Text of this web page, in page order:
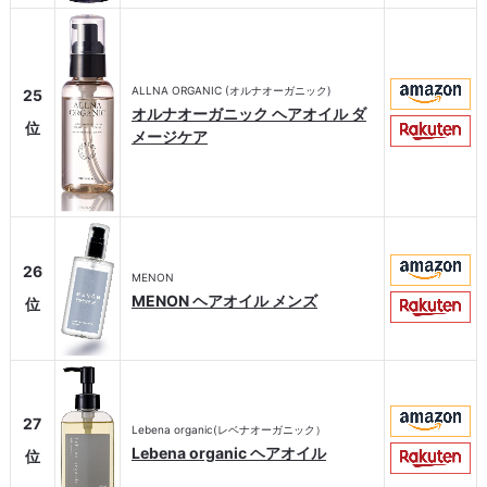
25
位
ALLNA ORGANIC (オルナオーガニック)
オルナオーガニック ヘアオイル ダ
メージケア
26
位
MENON
MENON ヘアオイル メンズ
27
位
Lebena organic(レベナオーガニック）
Lebena organic ヘアオイル